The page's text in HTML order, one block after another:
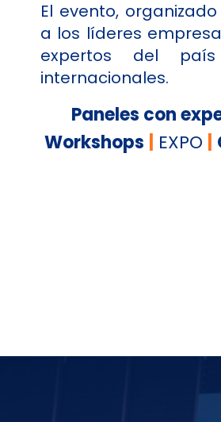
El evento,
a los líderes
expertos del
internacionales.
Paneles con
Workshops
EXPO